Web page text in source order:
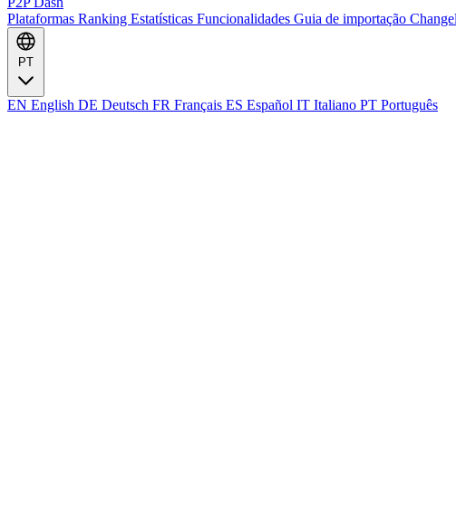
Plataformas Ranking Estatísticas Funcionalidades Guia de importação
PT
EN English DE Deutsch FR Français ES Español IT Italiano PT Português